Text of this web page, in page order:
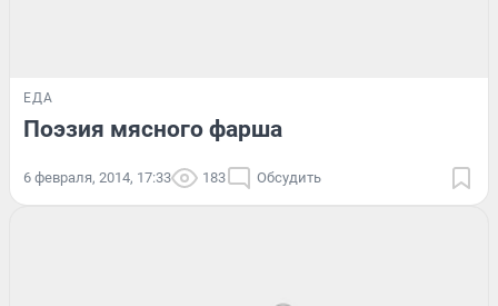
ЕДА
Поэзия мясного фарша
6 февраля, 2014, 17:33 183 Обсудить